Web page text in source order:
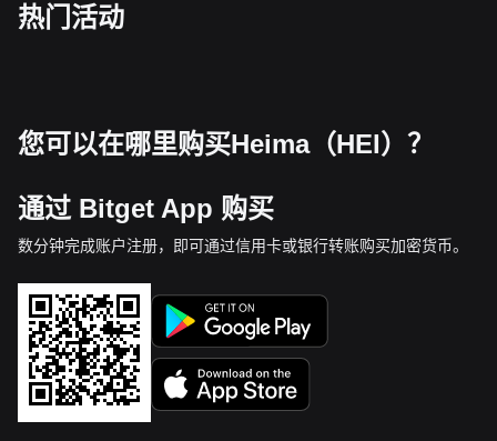
热门活动
您可以在哪里购买Heima（HEI）？
通过 Bitget App 购买
数分钟完成账户注册，即可通过信用卡或银行转账购买加密货币。